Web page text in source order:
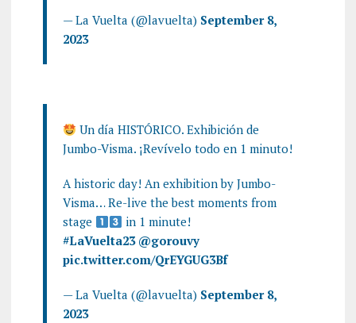
— La Vuelta (@lavuelta) September 8,
2023
Un día HISTÓRICO. Exhibición de
Jumbo-Visma. ¡Revívelo todo en 1 minuto!
A historic day! An exhibition by Jumbo-
Visma… Re-live the best moments from
stage
in 1 minute!
#LaVuelta23 @gorouvy
pic.twitter.com/QrEYGUG3Bf
— La Vuelta (@lavuelta) September 8,
2023